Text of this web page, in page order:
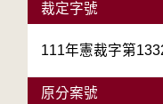
裁定字號
111年憲裁字第
原分案號